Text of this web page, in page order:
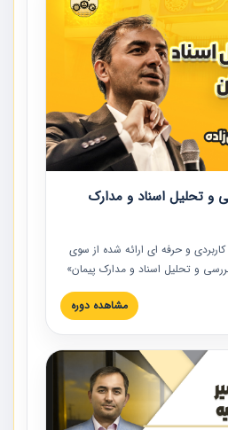
و تحلیل اسناد و مدارک
و حرفه‏ ای ارائه شده از سوی
و تحلیل اسناد و مدارک پیمان»
شریف ارائه شد. در این آموزش
و مدارک پیمان، اولویت بندی اسناد
عملی در این خصوص ارائه شده است.
مشاهده دوره